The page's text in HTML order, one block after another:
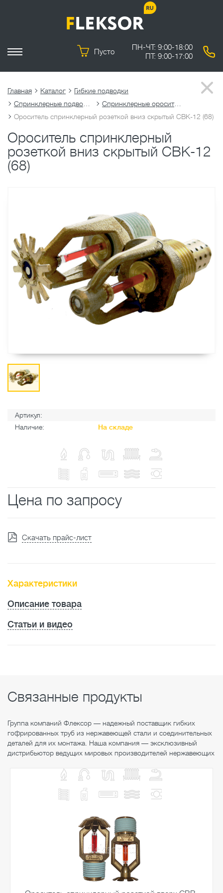
Пусто
ПН-ЧТ: 9:00-18:00
ПТ: 9:00-17:00
Главная Каталог
Гибкие подводки
Спринклерные оросители
Ороситель спринклерный розеткой вниз скрытый СВК-12 (68)
Ороситель спринклерный
розеткой вниз скрытый СВК-12
(68)
Артикул:
Наличие:
На складе
Цена по запросу
Скачать прайс-лист
Характеристики
Описание товара
Статьи и видео
Связанные продукты
Группа компаний Флексор — надежный поставщик гибких
гофрированных труб из нержавеющей стали и соединительных
деталей для их монтажа. Наша компания — эксклюзивный
дистрибьютор ведущих мировых производителей нержавеющих